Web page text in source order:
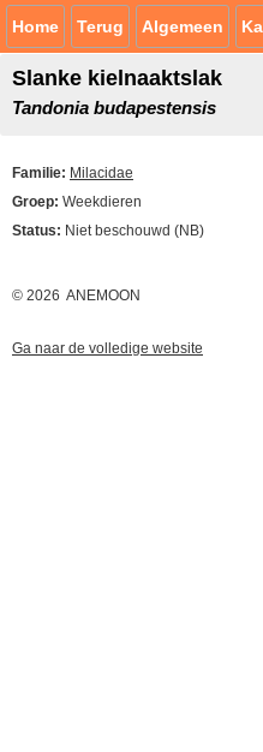
Home Terug Algemeen
Slanke kielnaaktslak
Tandonia budapestensis
Familie: Milacidae
Groep: Weekdieren
Status: Niet beschouwd (NB)
© 2026 ANEMOON
Ga naar de volledige website